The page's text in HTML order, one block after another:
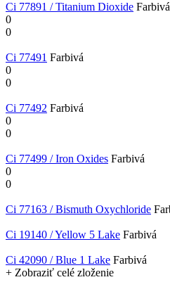
Ci 77891 / Titanium Dioxide
0
0
Ci 77491 Farbivá
0
0
Ci 77492 Farbivá
0
0
Ci 77499 / Iron Oxides Farbivá
0
0
Ci 77163 / Bismuth Oxychloride
Ci 19140 / Yellow 5 Lake Farbivá
Ci 42090 / Blue 1 Lake Farbivá
+ Zobraziť celé zloženie